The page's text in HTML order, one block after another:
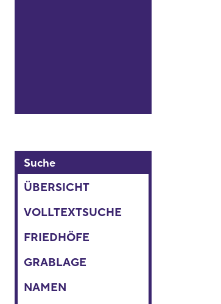
Suche
ÜBERSICHT
VOLLTEXTSUCHE
FRIEDHÖFE
GRABLAGE
NAMEN